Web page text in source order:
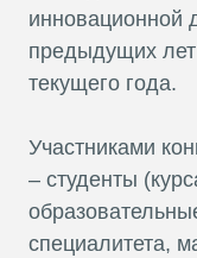
инновационной
предыдущих
текущего года.
Участниками
– студенты
специалитета,